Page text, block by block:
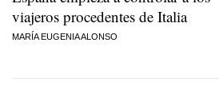
viajeros procedentes de Italia
MARÍA EUGENIA ALONSO